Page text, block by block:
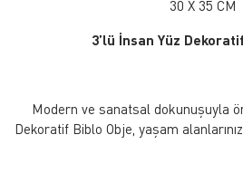
30 X 35 CM
3’lü İnsan Yüz
Modern ve sanatsal dokunuşuyla
Dekoratif Biblo Obje, yaşam